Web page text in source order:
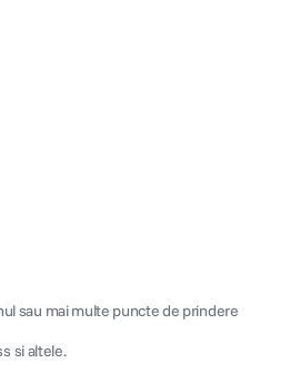
sau mai multe puncte de prindere
si altele.